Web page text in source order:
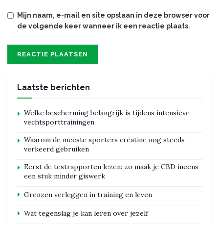
Mijn naam, e-mail en site opslaan in deze browser voor
de volgende keer wanneer ik een reactie plaats.
Laatste berichten
Welke bescherming belangrijk is tijdens intensieve
vechtsporttrainingen
Waarom de meeste sporters creatine nog steeds
verkeerd gebruiken
Eerst de testrapporten lezen: zo maak je CBD ineens
een stuk minder giswerk
Grenzen verleggen in training en leven
Wat tegenslag je kan leren over jezelf